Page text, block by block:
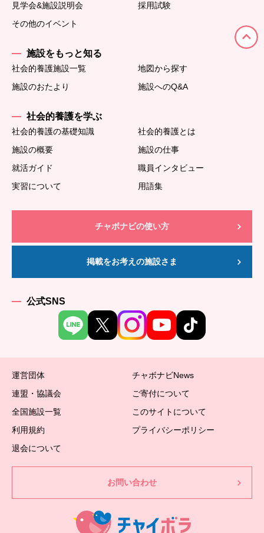
見学会&施設説明会
採用試験
その他のイベント
施設をもっと知る
社会的養護施設一覧
地図から探す
施設のおたより
施設へのQ&A
社会的養護を学ぶ
社会的養護の基礎知識
社会的養護とは
施設の概要
施設の仕事
就活ガイド
職員インタビュー
実習について
用語集
チャボナビの使い方
掲載をお考えの施設さま
公式SNS
運営団体
チャボナビNews
連盟・協議会
ご寄付について
全国施設一覧
このサイトについて
利用規約
プライバシーポリシー
退会について
お問い合わせ